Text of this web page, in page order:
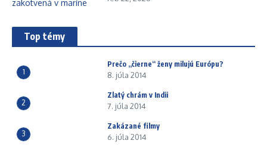
Top témy
1
Prečo „čierne“ ženy milujú Európu?
8. júla 2014
2
Zlatý chrám v Indii
7. júla 2014
3
Zakázané filmy
6. júla 2014